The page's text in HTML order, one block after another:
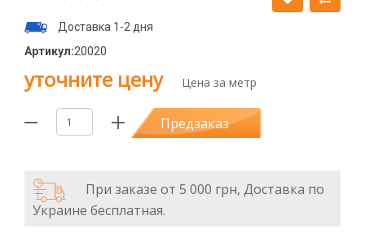
Доставка 1-2 дня
Артикул:20020
уточните цену Цена за метр
Предзаказ
При заказе от 5 000 грн, Доставка по
Украине бесплатная.